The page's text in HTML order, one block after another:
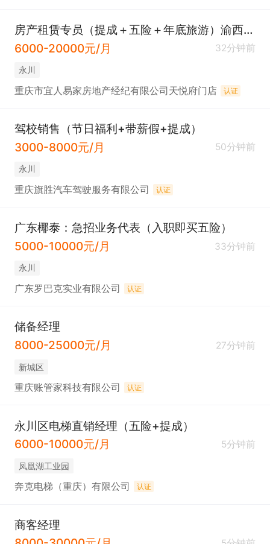
房产租赁专员（提成＋五险＋年底旅游）渝西印象店
6000-20000元/月
32分钟前
永川
重庆市宜人易家房地产经纪有限公司天悦府门店 认证
驾校销售（节日福利+带薪假+提成）
3000-8000元/月
50分钟前
永川
重庆旗胜汽车驾驶服务有限公司 认证
广东椰泰：急招业务代表（入职即买五险）
5000-10000元/月
33分钟前
永川
广东罗巴克实业有限公司 认证
储备经理
8000-25000元/月
27分钟前
新城区
重庆账管家科技有限公司 认证
永川区电梯直销经理（五险+提成）
6000-10000元/月
5分钟前
凤凰湖工业园
奔克电梯（重庆）有限公司 认证
商客经理